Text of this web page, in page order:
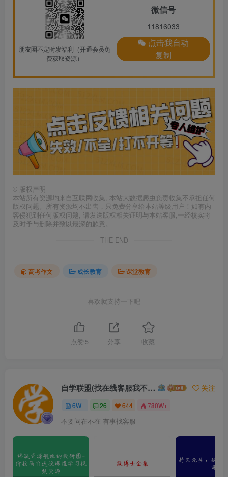
朋友圈不定时发福利（开通会员免
费获取资源）
微信号
11816033
点击我自动
复制
© 版权声明
本站所有资源均来自互联网收集, 本站大数据爬虫负责收集不承担任何
版权问题。所有资源均不出售，只免费分享给本站等级用户！如有内
容侵犯到任何版权问题, 请发送版权相关证明与本站客服,一经核实将
及时予与删除并致以最深的歉意。
THE END
高考作文 成长教育 课堂教育
喜欢就支持一下吧
点赞 5 分享 收藏
自学联盟(找在线客服我不回信息的) 关注
6W+ 26 644 780W+
不要问在不在 有事找客服